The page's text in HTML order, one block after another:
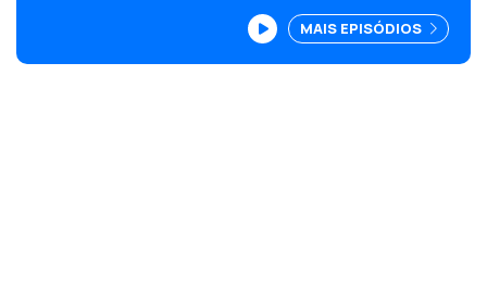
Viver, para todos os que estão a passar
por um cancro ou a acompanhar alguém
que vive com esta doença,
MAIS EPISÓDIOS